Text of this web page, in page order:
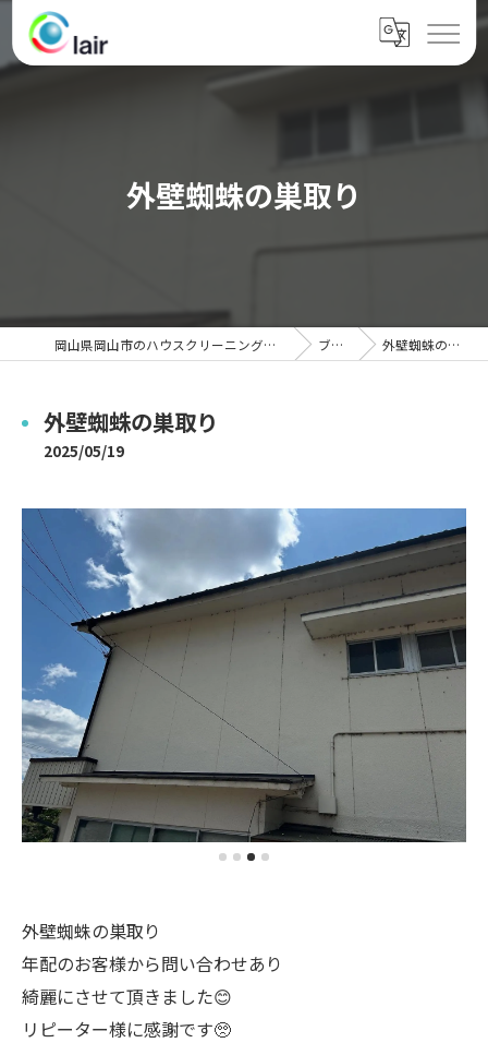
外壁蜘蛛の巣取り
岡山県岡山市のハウスクリーニングならクレール ブログ 外壁蜘蛛の巣取り
外壁蜘蛛の巣取り
2025/05/19
外壁蜘蛛の巣取り
年配のお客様から問い合わせあり
綺麗にさせて頂きました😊
リピーター様に感謝です🥺